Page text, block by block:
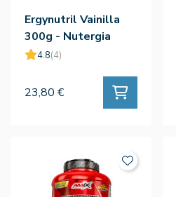
Ergynutril Vainilla
300g - Nutergia
4.8(4)
23,80 €